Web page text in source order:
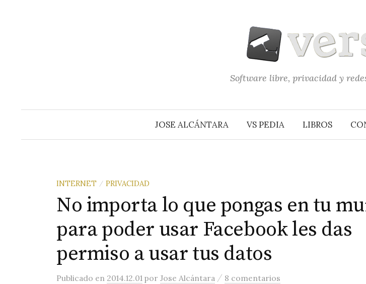
Software libre, privacidad y
JOSE ALCÁNTARA VS PEDIA LIBROS
INTERNET / PRIVACIDAD
No importa lo que pongas en tu
para poder usar Facebook les das
permiso a usar tus datos
Publicado en 2014.12.01 por Jose Alcántara / 8 comentarios